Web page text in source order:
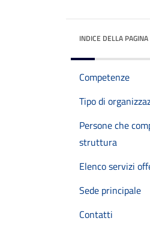
INDICE DELLA PAGINA
Competenze
Tipo di
Persone che
struttura
Elenco servizi
Sede principale
Contatti